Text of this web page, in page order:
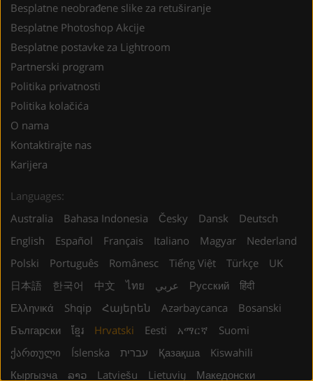
Besplatne neobrađene slike za retuširanje
Besplatne Photoshop Akcije
Besplatne postavke za Lightroom
Partnerski program
Politika privatnosti
Politika kolačića
O nama
Kontaktirajte nas
Karijera
Languages:
Australia
Bahasa Indonesia Česky Dansk
Deutsch
English
Español Français Italiano Magyar
Nederland
Polski
Português Românesc Tiếng Việt Türkçe
UK
日本語
한국어 中文 ไทย عربي Русский
हिंदी
Ελληνικά
Shqip Հայերեն Azərbaycanca
Bosanski
Български
ខ្មែរ Hrvatski Eesti አማርኛ
Suomi
ქართული
Íslenska עברית Қазақша
Kiswahili
Кыргызча
ລາວ Latviešu Lietuvių Македонски